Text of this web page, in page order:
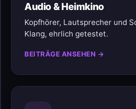
Audio & Heimkino
Kopfhörer, Lautsprecher und
Klang, ehrlich getestet.
BEITRÄGE ANSEHEN →